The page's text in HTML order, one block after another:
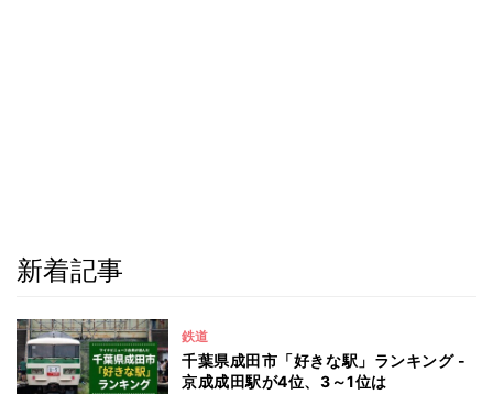
新着記事
鉄道
千葉県成田市「好きな駅」ランキング -
京成成田駅が4位、3～1位は